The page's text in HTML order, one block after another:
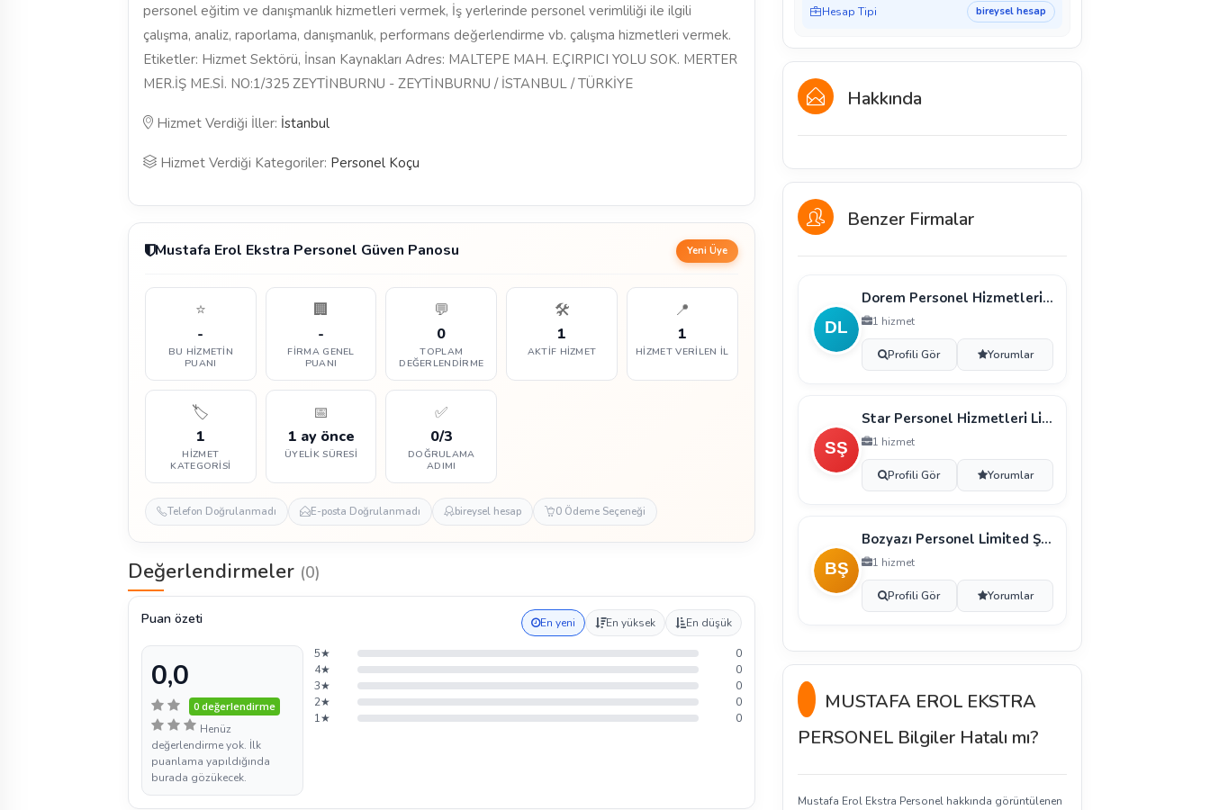
personel eğitim ve danışmanlık hizmetleri vermek, İş yerlerinde personel verimliliği ile ilgili
çalışma, analiz, raporlama, danışmanlık, performans değerlendirme vb. çalışma hizmetleri vermek.
Etiketler: Hizmet Sektörü, İnsan Kaynakları Adres: MALTEPE MAH. E.ÇIRPICI YOLU SOK. MERTER
MER.İŞ ME.Sİ. NO:1/325 ZEYTİNBURNU - ZEYTİNBURNU / İSTANBUL / TÜRKİYE
Hizmet Verdiği İller: İstanbul
Hizmet Verdiği Kategoriler: Personel Koçu
Mustafa Erol Ekstra Personel Güven Panosu Yeni Üye
⭐
-
BU HIZMETIN
PUANI
🏢
-
FIRMA GENEL
PUANI
💬
0
TOPLAM
DEĞERLENDIRME
🛠️
1
AKTIF HIZMET
📍
1
HIZMET VERILEN İL
🏷️
1
HIZMET
KATEGORISI
📅
1 ay önce
ÜYELIK SÜRESI
✅
0/3
DOĞRULAMA
ADIMI
Telefon Doğrulanmadı E-posta Doğrulanmadı bireysel hesap 0 Ödeme Seçeneği
Değerlendirmeler (0)
Puan özeti En yeni En yüksek En düşük
0,0
0 değerlendirme
Henüz
değerlendirme yok. İlk
puanlama yapıldığında
burada gözükecek.
5★
0
4★
0
3★
0
2★
0
1★
0
Hesap Tipi bireysel hesap
Hakkında
Benzer Firmalar
Dorem Personel Hi̇zmetleri̇ Sanayi̇ Ve Ti̇caret Li̇mi̇te
1 hizmet
Profili Gör Yorumlar
Star Personel Hi̇zmetleri̇ Li̇mi̇ted Şi̇rketi̇
1 hizmet
Profili Gör Yorumlar
Bozyazı Personel Li̇mi̇ted Şi̇rketi̇
1 hizmet
Profili Gör Yorumlar
MUSTAFA EROL EKSTRA
PERSONEL Bilgiler Hatalı mı?
Mustafa Erol Ekstra Personel hakkında görüntülenen